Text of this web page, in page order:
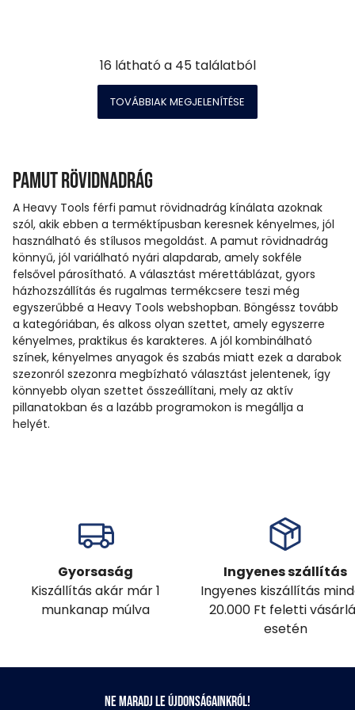
16 látható a 45találatból
TOVÁBBIAK MEGJELENÍTÉSE
Pamut rövidnadrág
A Heavy Tools férfi pamut rövidnadrág kínálata azoknak
szól, akik ebben a terméktípusban keresnek kényelmes, jól
használható és stílusos megoldást. A pamut rövidnadrág
könnyű, jól variálható nyári alapdarab, amely sokféle
felsővel párosítható. A választást mérettáblázat, gyors
házhozszállítás és rugalmas termékcsere teszi még
egyszerűbbé a Heavy Tools webshopban. Böngéssz tovább
a kategóriában, és alkoss olyan szettet, amely egyszerre
kényelmes, praktikus és karakteres. A jól kombinálható
színek, kényelmes anyagok és szabás miatt ezek a darabok
szezonról szezonra megbízható választást jelentenek, így
könnyebb olyan szettet ősszeállítani, mely az aktív
pillanatokban és a lazább programokon is megállja a
helyét.
Gyorsaság
Kiszállítás akár már 1
munkanap múlva
Ingyenes szállítás
Ingyenes kiszállítás
20.000 Ft feletti
esetén
Ne maradj le újdonságainkról!